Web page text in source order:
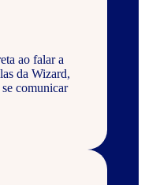
ao falar a
da Wizard,
comunicar